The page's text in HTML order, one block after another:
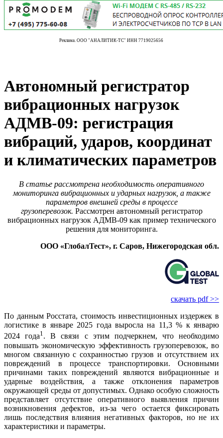
Реклама. ООО "АНАЛИТИК-ТС" ИНН 7719025656
Автономный регистратор
вибрационных нагрузок
АДМВ-09: регистрация
вибраций, ударов, координат
и климатических параметров
В статье рассмотрена необходимость оперативного
мониторинга вибрационных и ударных нагрузок, а также
параметров внешней среды в процессе
грузоперевозок. Рассмотрен автономный регистратор
вибрационных нагрузок АДМВ-09 как пример технического
решения для мониторинга.
ООО «ГлобалТест», г. Саров, Нижегородская обл.
скачать pdf >>
По данным Росстата, стоимость инвестиционных издержек в
логистике в январе 2025 го­да выросла на 11,3 % к январю
2024 го­да1. В связи с этим подчеркнем, что необходимо
повышать экономическую эффективность грузоперевозок, во
многом связанную с сохранностью грузов и отсутствием их
повреждений в процессе транспортировки. Основными
причинами таких повреждений являются вибрационные и
ударные воздействия, а также отклонения параметров
окружающей среды от допустимых. Однако особую сложность
представляет отсутствие оперативного выявления причин
возникновения дефектов, из-за че­го остается фиксировать
лишь последствия влияния негативных факторов, но не их
характеристики и параметры.